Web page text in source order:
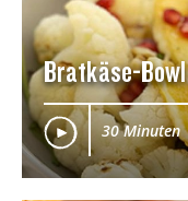
Bratkäse-Bowl
30 Minuten